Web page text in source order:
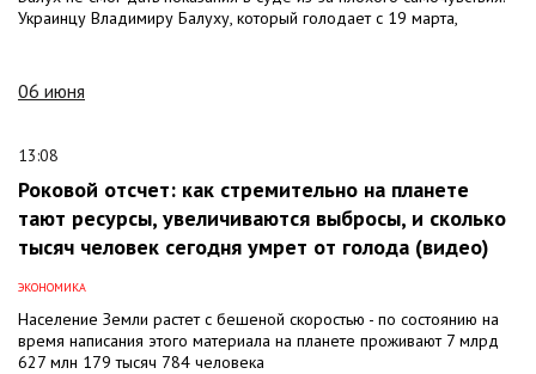
Украинцу Владимиру Балуху, который голодает с 19 марта,
06 июня
13:08
Роковой отсчет: как стремительно на планете
тают ресурсы, увеличиваются выбросы, и сколько
тысяч человек сегодня умрет от голода (видео)
ЭКОНОМИКА
Население Земли растет с бешеной скоростью - по состоянию на
время написания этого материала на планете проживают 7 млрд
627 млн 179 тысяч 784 человека